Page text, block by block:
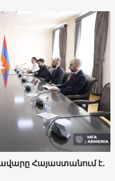
Հայաստանում է․